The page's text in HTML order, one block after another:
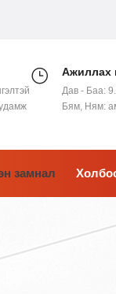
Ажиллах
Дав - Баа:
Бям, Ням:
замнал